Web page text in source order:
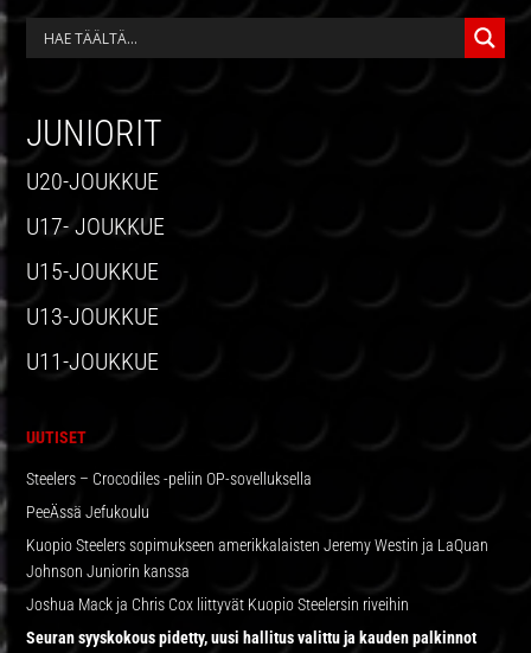
ENSISIJAINEN
SIVUPALKKI
JUNIORIT
U20-JOUKKUE
U17- JOUKKUE
U15-JOUKKUE
U13-JOUKKUE
U11-JOUKKUE
UUTISET
Steelers – Crocodiles -peliin OP-sovelluksella
PeeÄssä Jefukoulu
Kuopio Steelers sopimukseen amerikkalaisten Jeremy Westin ja LaQuan
Johnson Juniorin kanssa
Joshua Mack ja Chris Cox liittyvät Kuopio Steelersin riveihin
Seuran syyskokous pidetty, uusi hallitus valittu ja kauden palkinnot